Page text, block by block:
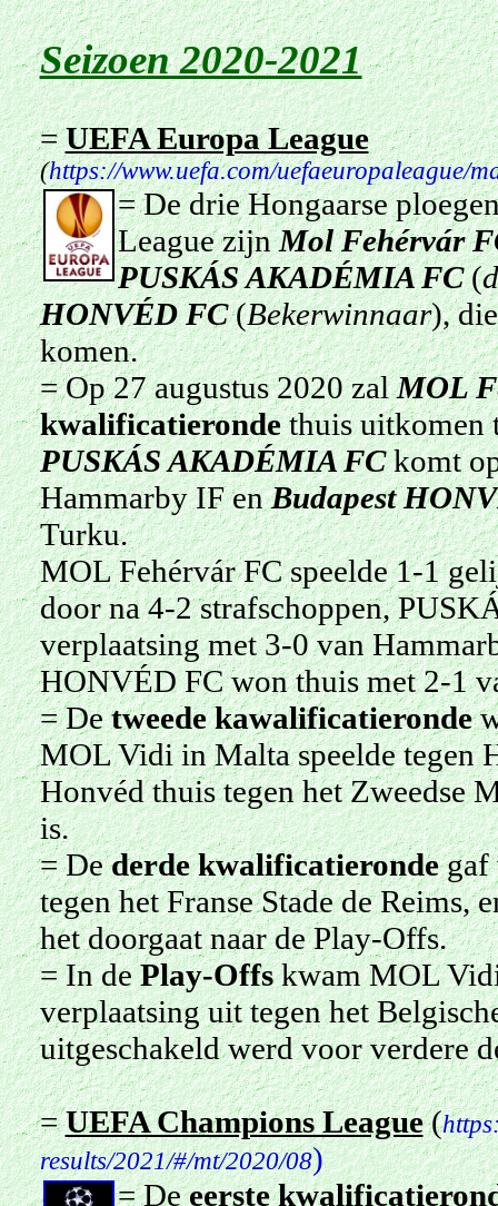
Seizoen 2020-2021
=UEFA Europa League
(https://www.uefa.com/uefaeuropaleague/
= De drie Hongaarse
League zijnMol Fehérvár
PUSKÁS AKADÉMIA FC(
HONVÉD FC (Bekerwinnaar),
komen.
= Op 27 augustus 2020 zalMOL
kwalificatierondethuis uitkomen
PUSKÁS AKADÉMIA FCkomt
Hammarby IF enBudapest
Turku.
MOL Fehérvár FC speelde 1-1
door na 4-2 strafschoppen,
verplaatsing met 3-0 van
HONVÉD FC won thuis met 2-1
= Detweede kawalificatieronde
MOL Vidi in Malta speelde tegen
Honvéd thuis tegen het Zweedse
is.
= Dederde kwalificatierondegaf
tegen het Franse Stade de Reims,
het doorgaat naar de Play-Offs.
= In dePlay-Offskwam MOL Vidi
verplaatsing uit tegen het
uitgeschakeld werd voor verdere
=UEFA Champions League(
results/2021/#/mt/2020/08)
= De eerste